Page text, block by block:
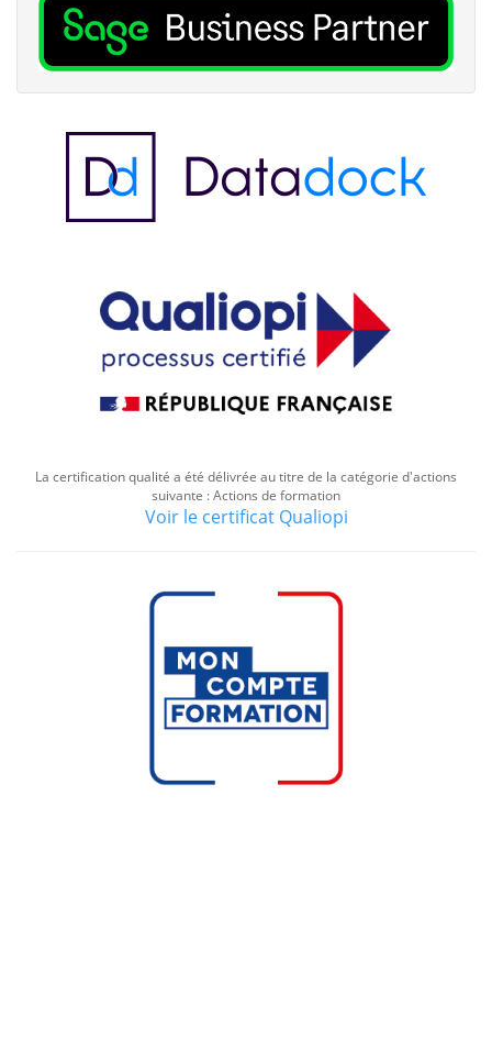
La certification qualité a été délivrée au titre de la catégorie d'actions
suivante : Actions de formation
Voir le certificat Qualiopi